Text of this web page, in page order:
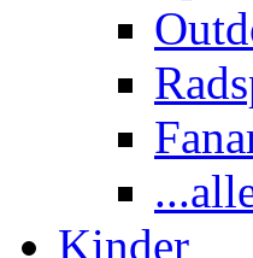
Kinder